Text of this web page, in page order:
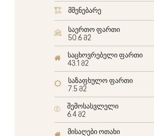
მშენებარე
საერთო ფართი
50.6 მ2
საცხოვრებელი ფართი
43.1 მ2
საზაფხულო ფართი
7.5 მ2
შემოსასვლელი
6.4 მ2
მისაღები ოთახი